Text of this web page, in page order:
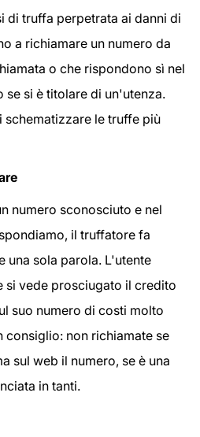
di truffa perpetrata ai danni di
a richiamare un numero da
o che rispondono sì nel
se si è titolare di un'utenza.
le truffe più
numero sconosciuto e nel
il truffatore fa
una sola parola. L'utente
si vede prosciugato il credito
suo numero di costi molto
consiglio: non richiamate se
sul web il numero, se è una
in tanti.